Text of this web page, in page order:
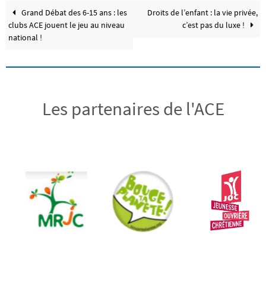
Grand Débat des 6-15 ans : les
clubs ACE jouent le jeu au niveau
national !
Droits de l’enfant : la vie privée,
c’est pas du luxe !
Les partenaires de l'ACE